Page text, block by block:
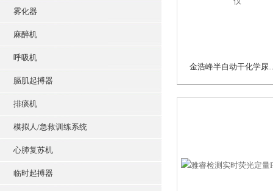
雾化器
麻醉机
呼吸机
膈肌起搏器
排痰机
模拟人/急救训练系统
心肺复苏机
临时起搏器
金浩峰半